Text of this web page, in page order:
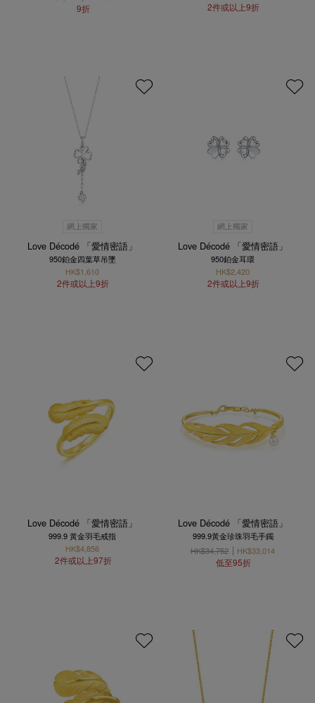
9折 2件或以上9折
網上獨家
Love Décodé 「愛情密語」
950鉑金四葉草吊墜
HK$1,610
2件或以上9折
網上獨家
Love Décodé 「愛情密語」
950鉑金耳環
HK$2,420
2件或以上9折
Love Décodé 「愛情密語」
999.9 黃金羽毛戒指
HK$4,856
2件或以上97折
Love Décodé 「愛情密語」
999.9黃金珍珠羽毛手鐲
HK$34,752
HK$33,014
低至95折